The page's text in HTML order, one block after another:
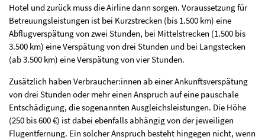
Hotel und zurück muss die Airline dann sorgen. Voraussetzung für
Betreuungsleistungen ist bei Kurzstrecken (bis 1.500 km) eine
Abflugverspätung von zwei Stunden, bei Mittelstrecken (1.500 bis
3.500 km) eine Verspätung von drei Stunden und bei Langstecken
(ab 3.500 km) eine Verspätung von vier Stunden.
Zusätzlich haben Verbraucher:innen ab einer Ankunftsverspätung
von drei Stunden oder mehr einen Anspruch auf eine pauschale
Entschädigung, die sogenannten Ausgleichsleistungen. Die Höhe
(250 bis 600 €) ist dabei ebenfalls abhängig von der jeweiligen
Flugentfernung. Ein solcher Anspruch besteht hingegen nicht, wenn